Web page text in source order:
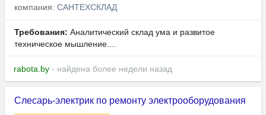
компания: САНТЕХСКЛАД
Требования: Аналитический склад ума и развитое
техническое мышление....
rabota.by - найдена более недели назад
Слесарь-электрик по ремонту электрооборудования